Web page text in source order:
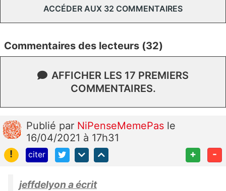
ACCÉDER AUX 32 COMMENTAIRES
Commentaires des lecteurs (32)
AFFICHER LES 17 PREMIERS
COMMENTAIRES.
Publié par NiPenseMemePas le
16/04/2021 à 17h31
!
citer + -
jeffdelyon a écrit